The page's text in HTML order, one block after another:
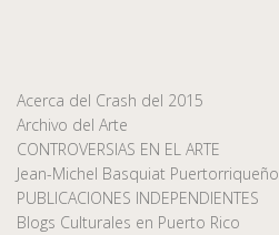
Acerca del Crash del 2015
Archivo del Arte
CONTROVERSIAS EN EL ARTE
Jean-Michel Basquiat Puertorriqueño
PUBLICACIONES INDEPENDIENTES
Blogs Culturales en Puerto Rico